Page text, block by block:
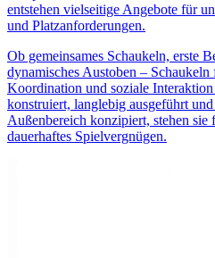
entstehen vielseitige Angebote für
und Platzanforderungen.
Ob gemeinsames Schaukeln, erste
dynamisches Austoben –
Koordination und soziale
konstruiert, langlebig ausgeführt
Außenbereich konzipiert, stehen
dauerhaftes Spielvergnügen.